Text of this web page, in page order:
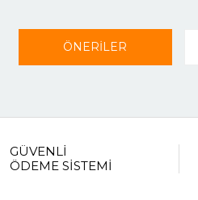
ÖNERİLER
GÜVENLİ
ÖDEME SİSTEMİ